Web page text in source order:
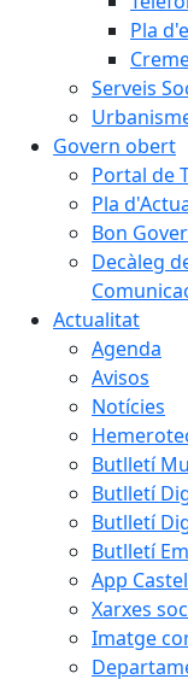
Pla
Serveis
Govern obert
Portal de
Pla
Bon
Decàleg
Actualitat
Agenda
Avisos
Notícies
Butlletí
Butlletí
Butlletí
Butlletí
App
Xarxes
Imatge